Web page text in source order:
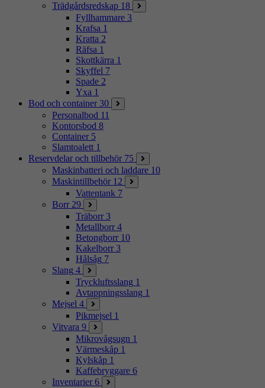
Trädgårdsredskap 18
Fyllhammare 3
Krafsa 1
Kratta 2
Räfsa 1
Skottkärra 1
Skyffel 7
Spade 2
Yxa 1
Bod och container 30
Personalbod 11
Kontorsbod 8
Container 5
Slamtoalett 1
Reservdelar och tillbehör 75
Maskinbatteri och laddare 10
Maskintillbehör 12
Vattentank 7
Borr 29
Träborr 3
Metallborr 4
Betongborr 10
Kakelborr 3
Hålsåg 7
Slang 4
Tryckluftsslang 1
Avtappningsslang 1
Mejsel 4
Pikmejsel 1
Vitvara 9
Mikrovågsugn 1
Värmeskåp 1
Kylskåp 1
Kaffebryggare 6
Inventarier 6